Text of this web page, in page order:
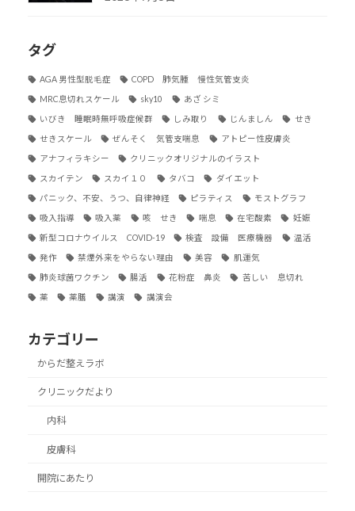
タグ
AGA 男性型脱毛症 COPD 肺気腫 慢性気管支炎
MRC息切れスケール sky10 あざ シミ
いびき 睡眠時無呼吸症候群 しみ取り じんましん せき
せきスケール ぜんそく 気管支喘息 アトピー性皮膚炎
アナフィラキシー クリニックオリジナルのイラスト
スカイテン スカイ１０ タバコ ダイエット
パニック、不安、うつ、自律神経 ピラティス モストグラフ
吸入指導 吸入薬 咳 せき 喘息 在宅酸素 妊娠
新型コロナウイルス COVID-19 検査 設備 医療機器 温活
発作 禁煙外来をやらない理由 美容 肌運気
肺炎球菌ワクチン 腸活 花粉症 鼻炎 苦しい 息切れ
薬 薬膳 講演 講演会
カテゴリー
からだ整えラボ
クリニックだより
内科
皮膚科
開院にあたり